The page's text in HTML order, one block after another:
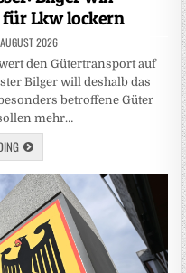
Lkw lockern
2026
den Gütertransport auf
Bilger will deshalb das
betroffene Güter
mehr…